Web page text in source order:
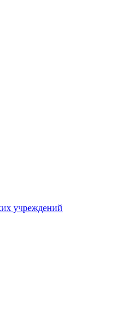
учреждений